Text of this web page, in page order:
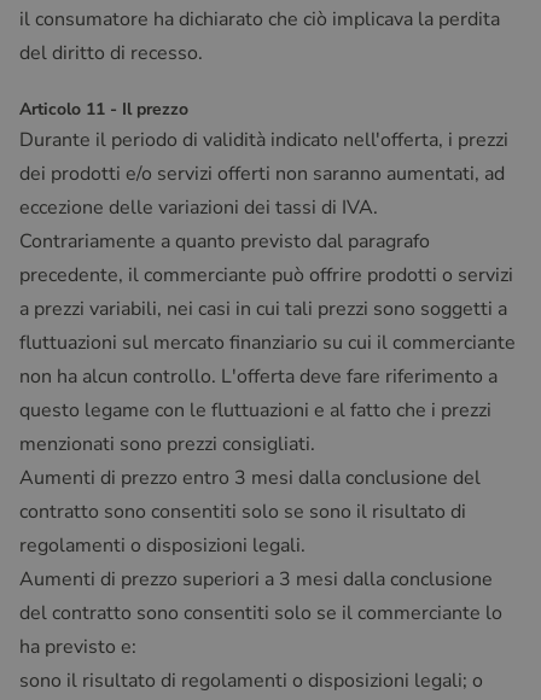
il consumatore ha dichiarato che ciò implicava la perdita
del diritto di recesso.
Articolo 11 - Il prezzo
Durante il periodo di validità indicato nell'offerta, i prezzi
dei prodotti e/o servizi offerti non saranno aumentati, ad
eccezione delle variazioni dei tassi di IVA.
Contrariamente a quanto previsto dal paragrafo
precedente, il commerciante può offrire prodotti o servizi
a prezzi variabili, nei casi in cui tali prezzi sono soggetti a
fluttuazioni sul mercato finanziario su cui il commerciante
non ha alcun controllo. L'offerta deve fare riferimento a
questo legame con le fluttuazioni e al fatto che i prezzi
menzionati sono prezzi consigliati.
Aumenti di prezzo entro 3 mesi dalla conclusione del
contratto sono consentiti solo se sono il risultato di
regolamenti o disposizioni legali.
Aumenti di prezzo superiori a 3 mesi dalla conclusione
del contratto sono consentiti solo se il commerciante lo
ha previsto e:
sono il risultato di regolamenti o disposizioni legali; o